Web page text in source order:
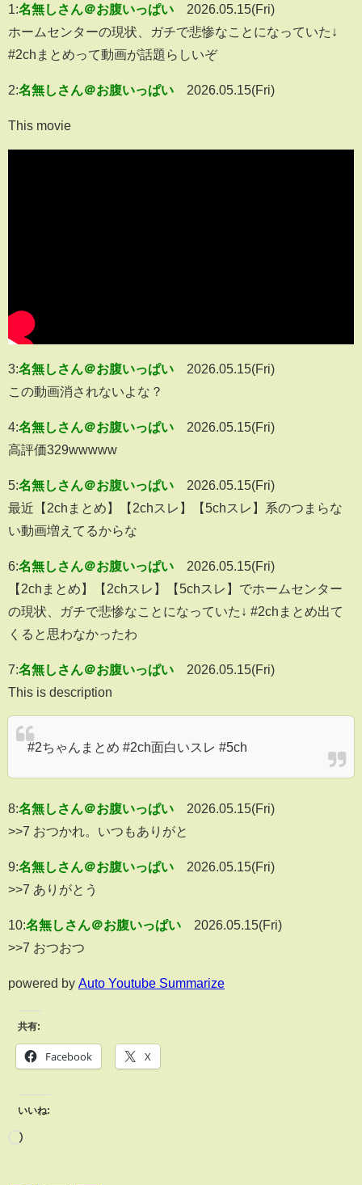
1:名無しさん＠お腹いっぱい
2026.05.15(Fri)
ホームセンターの現状、ガチで悲惨なことになっていた↓
#2chまとめって動画が話題らしいぞ
2:名無しさん＠お腹いっぱい 2026.05.15(Fri)
This movie
3:名無しさん＠お腹いっぱい
2026.05.15(Fri)
この動画消されないよな？
4:名無しさん＠お腹いっぱい
2026.05.15(Fri)
高評価329wwwww
5:名無しさん＠お腹いっぱい
2026.05.15(Fri)
最近【2chまとめ】【2chスレ】【5chスレ】系のつまらな
い動画増えてるからな
6:名無しさん＠お腹いっぱい
2026.05.15(Fri)
【2chまとめ】【2chスレ】【5chスレ】でホームセンター
の現状、ガチで悲惨なことになっていた↓ #2chまとめ出て
くると思わなかったわ
7:名無しさん＠お腹いっぱい
2026.05.15(Fri)
This is description
#2ちゃんまとめ #2ch面白いスレ #5ch
8:名無しさん＠お腹いっぱい
2026.05.15(Fri)
>>7 おつかれ。いつもありがと
9:名無しさん＠お腹いっぱい
2026.05.15(Fri)
>>7 ありがとう
10:名無しさん＠お腹いっぱい
2026.05.15(Fri)
>>7 おつおつ
powered by Auto Youtube Summarize
共有:
Facebook X
いいね: